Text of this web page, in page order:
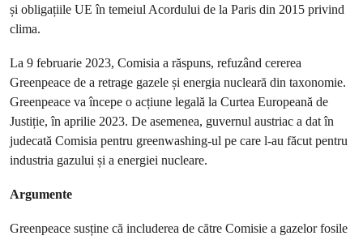
și obligațiile UE în temeiul Acordului de la Paris din 2015 privind
clima.
La 9 februarie 2023, Comisia a răspuns, refuzând cererea
Greenpeace de a retrage gazele și energia nucleară din taxonomie.
Greenpeace va începe o acțiune legală la Curtea Europeană de
Justiție, în aprilie 2023. De asemenea, guvernul austriac a dat în
judecată Comisia pentru greenwashing-ul pe care l-au făcut pentru
industria gazului și a energiei nucleare.
Argumente
Greenpeace susține că includerea de către Comisie a gazelor fosile